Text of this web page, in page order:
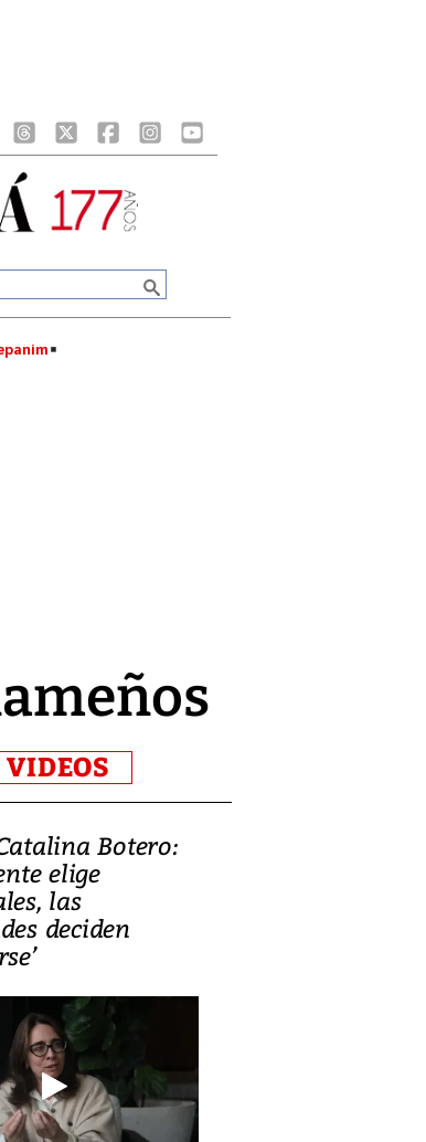
VIDEOS
Botero:
elige
las
deciden